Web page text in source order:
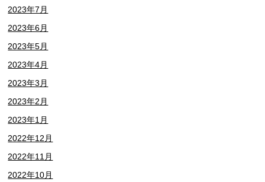
2023年7月
2023年6月
2023年5月
2023年4月
2023年3月
2023年2月
2023年1月
2022年12月
2022年11月
2022年10月